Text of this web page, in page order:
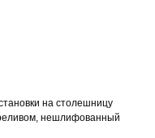
на столешницу
нешлифованный